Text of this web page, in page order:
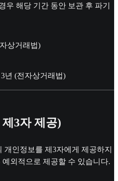
우 해당 기간 동안 보관 후 파기
상거래법)
년 (전자상거래법)
3자 제공)
인정보를 제3자에게 제공하지
외적으로 제공할 수 있습니다.